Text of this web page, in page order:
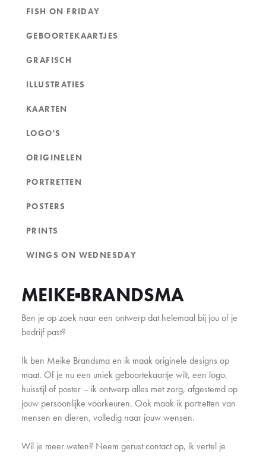
MEIKE BRANDSMA
Ben je op zoek naar een ontwerp dat helemaal bij jou of je
bedrijf past?
Ik ben Meike Brandsma en ik maak originele designs op
maat. Of je nu een uniek geboortekaartje wilt, een logo,
huisstijl of poster – ik ontwerp alles met zorg, afgestemd op
jouw persoonlijke voorkeuren. Ook maak ik portretten van
mensen en dieren, volledig naar jouw wensen.
Wil je meer weten? Neem gerust contact op, ik vertel je
FISH ON FRIDAY
GEBOORTEKAARTJES
GRAFISCH
ILLUSTRATIES
KAARTEN
LOGO'S
ORIGINELEN
PORTRETTEN
POSTERS
PRINTS
WINGS ON WEDNESDAY